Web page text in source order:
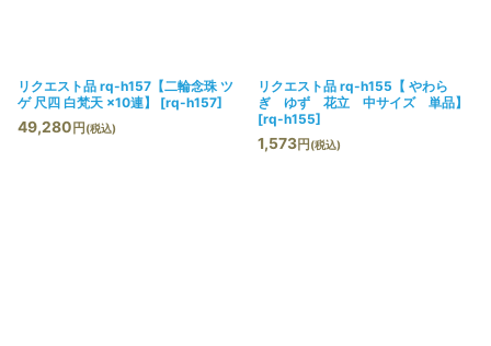
リクエスト品 rq-h157【二輪念珠 ツ
ゲ 尺四 白梵天 ×10連】
[rq-h157]
49,280 円 (税込)
リクエスト品 rq-h155【 やわら
ぎ ゆず 花立 中サイズ 単品】
[rq-h155]
1,573円 (税込)